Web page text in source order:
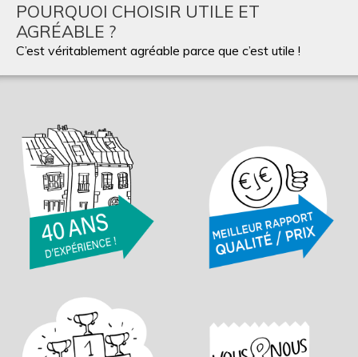
POURQUOI CHOISIR UTILE ET
AGRÉABLE ?
C’est véritablement agréable parce que c’est utile !